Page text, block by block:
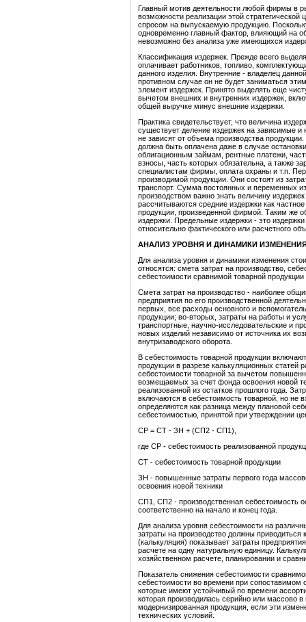
Главный мотив деятельности любой фирмы в
возможности реализации этой
спросом на выпускаемую продукцию.
одновременно главный фактор, влияющий на
невозможно без анализа уже имеющихся
Классификация издержек. Прежде всего
оплачивает работников, топливо,
данного изделия. Внутренние - владелец
противном случае он не будет заниматься
элемент издержек. Принято выделять еще
вычетом внешних и внутренних издержек,
общей выручке минус внешние издержки.
Практика свидетельствует, что величина
существует деление издержек на зависимые
не зависят от объема производства
должна быть оплачена даже в случае
облигационным займам, рентные платежи,
взносы, часть которых обязательна, а также
специалистам фирмы, оплата охраны и т.п.
производимой продукции. Они состоят из
транспорт. Сумма постоянных и переменных
производством важно знать величину
рассчитываются средние издержки как
продукции, произведенной фирмой. Таким же
издержки. Предельные издержки - это
относительно фактического или расчетного
АНАЛИЗ УРОВНЯ И ДИНАМИКИ
Для анализа уровня и динамики изменения
относятся: смета затрат на производство,
себестоимости сравнимой товарной
Смета затрат на производство - наиболее
предприятия по его производственной
первых, все расходы основного и
продукции; во-вторых, затраты на работы и
транспортные, научно-исследовательские и
новых изделий независимо от источника их
внутризаводского оборота.
В себестоимость товарной продукции
продукции в разрезе калькуляционных
себестоимости товарной за вычетом
возмещаемых за счет фонда освоения новой
реализованной из остатков прошлого года.
включаются в себестоимость товарной, но не
определяются как разница между плановой
себестоимостью, принятой при утверждении
СР = СТ - ЗН + (СП2 - СП1),
где СР - себестоимость реализованной
СТ - себестоимость товарной продукции
ЗН - повышенные затраты первого года
освоения новой техники
СП1, СП2 - производственная себестоимость
соответственно на начало и конец года.
Для анализа уровня себестоимости на
затраты на производство должны
(калькуляция) показывает затраты
расчете на одну натуральную единицу.
хозяйственном расчете, планировании и
Показатель снижения себестоимости
себестоимости во времени при сопоставимом
которые имеют устойчивый по времени
которая производилась серийно или массово
модернизированная продукция, если эти
технических условий.